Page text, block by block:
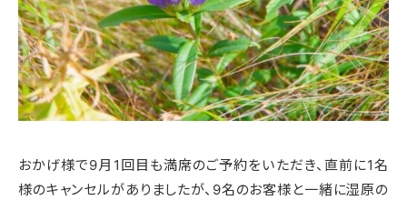
おかげ様で9月1回目も満席のご予約をいただき、直前に1名
様のキャンセルがありましたが、9名のお客様と一緒に湿原の